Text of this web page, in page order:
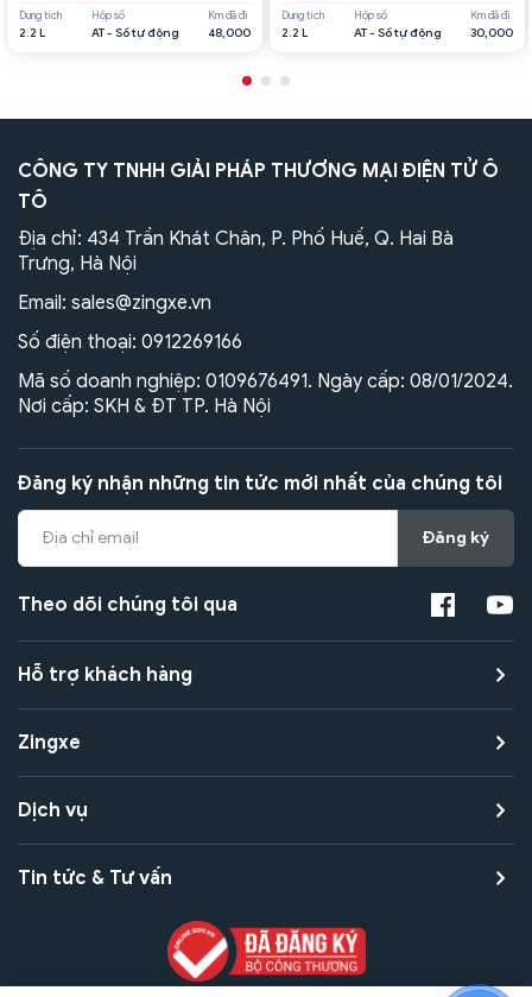
Dung tích
2.2 L
Hộp số
AT - Số tự động
Km đã đi
48,000
Dung tích
2.2 L
Hộp số
AT - Số tự động
Km đã đi
30,000
CÔNG TY TNHH GIẢI PHÁP THƯƠNG MẠI ĐIỆN TỬ Ô
TÔ
Địa chỉ: 434 Trần Khát Chân, P. Phố Huế, Q. Hai Bà
Trưng, Hà Nội
Email: sales@zingxe.vn
Số điện thoại: 0912269166
Mã số doanh nghiệp: 0109676491. Ngày cấp: 08/01/2024.
Nơi cấp: SKH & ĐT TP. Hà Nội
Đăng ký nhận những tin tức mới nhất của chúng tôi
Đăng ký
Theo dõi chúng tôi qua
Hỗ trợ khách hàng
Zingxe
Dịch vụ
Tin tức & Tư vấn